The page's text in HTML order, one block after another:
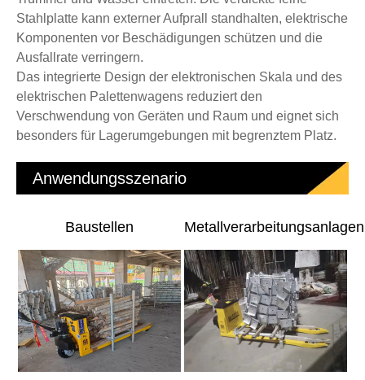
Stahlplatte kann externer Aufprall standhalten, elektrische
Komponenten vor Beschädigungen schützen und die
Ausfallrate verringern.
Das integrierte Design der elektronischen Skala und des
elektrischen Palettenwagens reduziert den
Verschwendung von Geräten und Raum und eignet sich
besonders für Lagerumgebungen mit begrenztem Platz.
Anwendungsszenario
Baustellen Metallverarbeitungsanlagen